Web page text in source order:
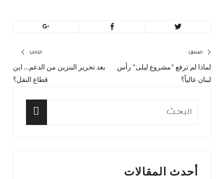
تصفّح
المقالات
السابق
المقال
لماذا لم ترفع “مشروع ليلى” رأس
لبنان عالياً؟
التالي
بعد تحرير البنزين من الدعم… اين
قطاع النقل؟
البحث
أحدث المقالات